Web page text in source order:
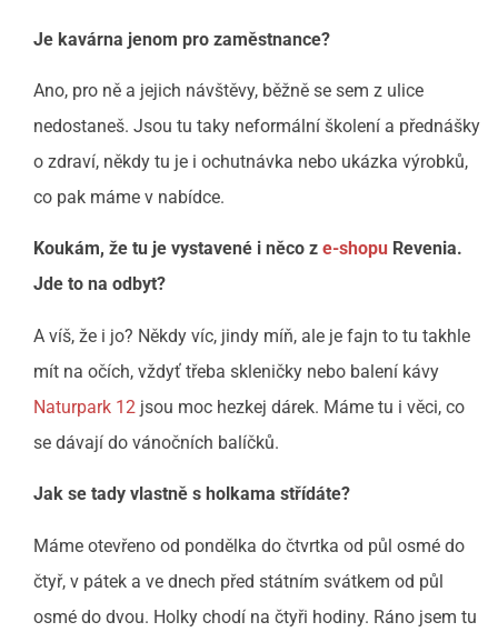
Je kavárna jenom pro zaměstnance?
Ano, pro ně a jejich návštěvy, běžně se sem z ulice
nedostaneš. Jsou tu taky neformální školení a přednášky
o zdraví, někdy tu je i ochutnávka nebo ukázka výrobků,
co pak máme v nabídce.
Koukám, že tu je vystavené i něco z e-shopu Revenia.
Jde to na odbyt?
A víš, že i jo? Někdy víc, jindy míň, ale je fajn to tu takhle
mít na očích, vždyť třeba skleničky nebo balení kávy
Naturpark 12 jsou moc hezkej dárek. Máme tu i věci, co
se dávají do vánočních balíčků.
Jak se tady vlastně s holkama střídáte?
Máme otevřeno od pondělka do čtvrtka od půl osmé do
čtyř, v pátek a ve dnech před státním svátkem od půl
osmé do dvou. Holky chodí na čtyři hodiny. Ráno jsem tu